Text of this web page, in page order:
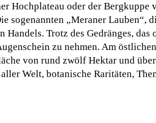
Hochplateau oder der
sogenannten „Meraner Lauben“,
Trotz des Gedränges, das
zu nehmen. Am
von rund zwölf Hektar und
Welt, botanische Raritäten,